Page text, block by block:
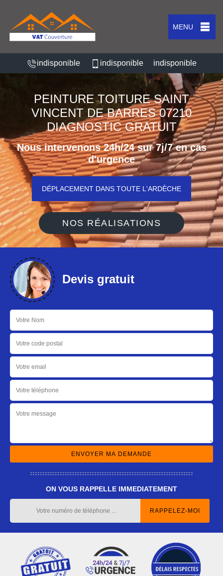
MENU
indisponible indisponible indisponible
PEINTURE TOITURE SAINT
VINCENT DE BARRES 07210
DIAGNOSTIC GRATUIT
Nous intervenons 24h/24 sur 7j/7 en cas
d'urgence
DÉPLACEMENT DANS TOUTE L'ARDÈCHE
NOS RÉALISATIONS
Devis gratuit
ON VOUS RAPPELLE IMMEDIATEMENT